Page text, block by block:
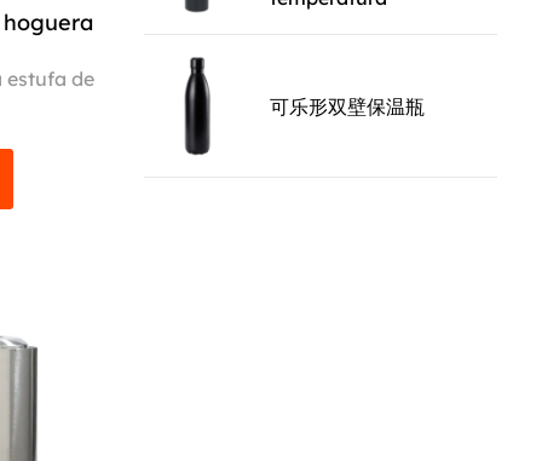
la
más
estufa de
可乐形双壁保温瓶